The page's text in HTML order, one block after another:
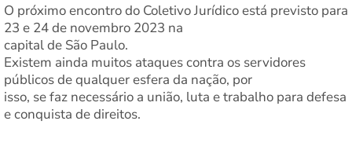
O próximo encontro do Coletivo Jurídico está previsto para
23 e 24 de novembro 2023 na
capital de São Paulo.
Existem ainda muitos ataques contra os servidores
públicos de qualquer esfera da nação, por
isso, se faz necessário a união, luta e trabalho para defesa
e conquista de direitos.